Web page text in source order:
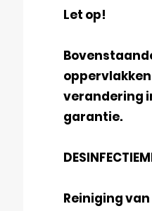
Let op!
verandering
garantie.
Reiniging